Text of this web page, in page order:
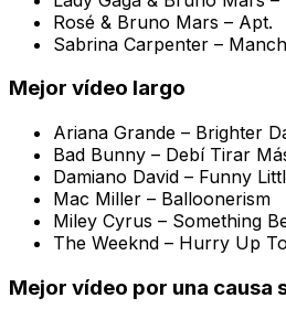
Rosé & Bruno Mars – Apt.
Sabrina Carpenter –
Mejor vídeo largo
Ariana Grande – Brighter
Bad Bunny – Debí Tirar
Damiano David – Funny
Mac Miller – Balloonerism
Miley Cyrus – Something
The Weeknd – Hurry Up
Mejor vídeo por una causa